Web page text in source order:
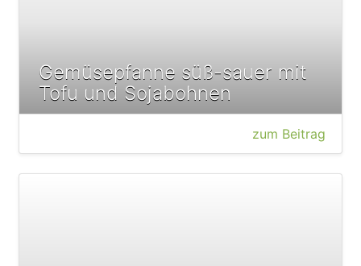
Gemüsepfanne süß-sauer mit
Tofu und Sojabohnen
zum Beitrag